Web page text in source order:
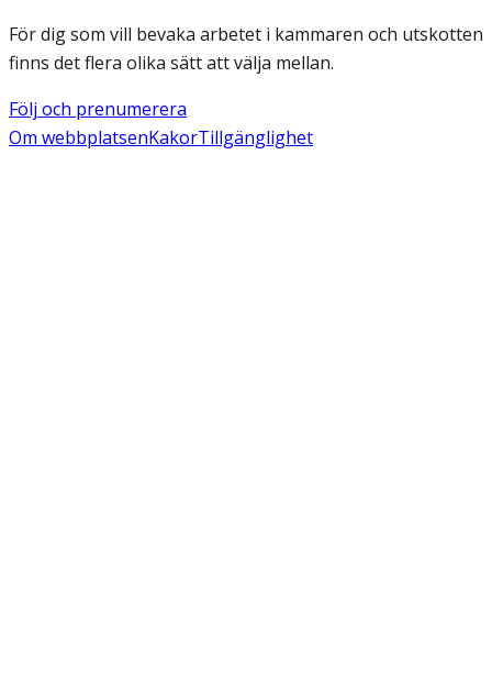
För dig som vill bevaka arbetet i kammaren och utskotten
finns det flera olika sätt att välja mellan.
Följ och prenumerera
Om webbplatsenKakorTillgänglighet